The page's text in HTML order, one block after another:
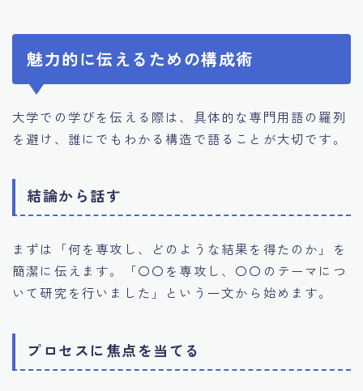
魅力的に伝えるための構成術
大学での学びを伝える際は、具体的な専門用語の羅列
を避け、誰にでもわかる構造で語ることが大切です。
結論から話す
まずは「何を専攻し、どのような結果を得たのか」を
簡潔に伝えます。「〇〇を専攻し、〇〇のテーマにつ
いて研究を行いました」という一文から始めます。
プロセスに焦点を当てる